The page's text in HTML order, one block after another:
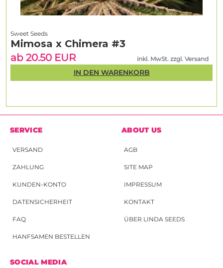
Sweet Seeds
Mimosa x Chimera #3
ab 20.50 EUR
inkl. MwSt. zzgl. Versand
IN DEN WARENKORB
SERVICE
VERSAND
ZAHLUNG
KUNDEN-KONTO
DATENSICHERHEIT
FAQ
HANFSAMEN BESTELLEN
ABOUT US
AGB
SITE MAP
IMPRESSUM
KONTAKT
ÜBER LINDA SEEDS
SOCIAL MEDIA